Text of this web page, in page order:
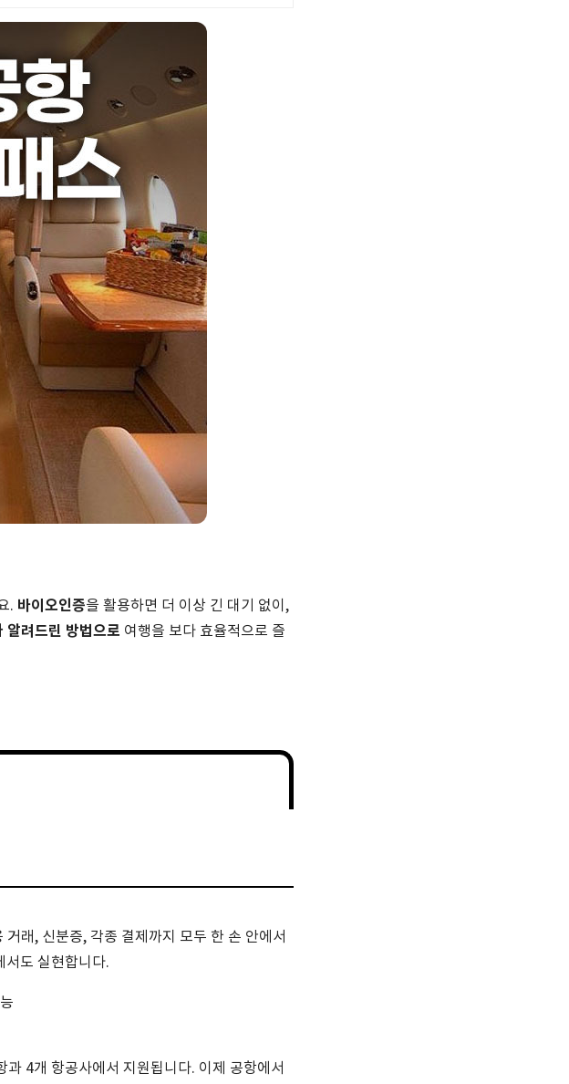
. 바이오인증을 활용하면 더 이상 긴 대기 없이,
알려드린 방법으로 여행을 보다 효율적으로 즐
래, 신분증, 각종 결제까지 모두 한 손 안에서
서도 실현합니다.
과 4개 항공사에서 지원됩니다. 이제 공항에서